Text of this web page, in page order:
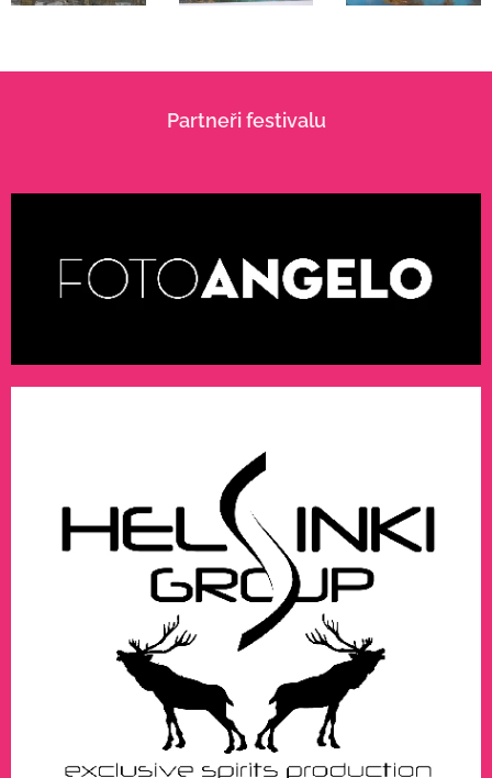
Partneři festivalu